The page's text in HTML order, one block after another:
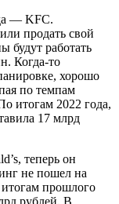
— KFC.
продать свой
будут работать
Когда-то
хорошо
по темпам
итогам 2022 года,
17 млрд
теперь он
не пошел на
прошлого
рублей. В